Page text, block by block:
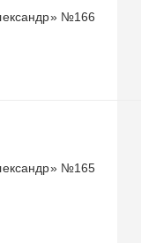
№166
№165